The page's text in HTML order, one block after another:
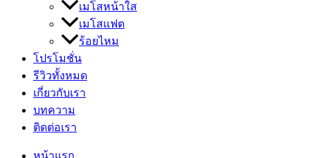
เมโสหน้าใส
เมโสแฟต
ร้อยไหม
โปรโมชั่น
รีวิวทั้งหมด
เกี่ยวกับเรา
บทความ
ติดต่อเรา
หน้าแรก